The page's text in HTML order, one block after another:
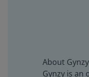
About Gynzy
Gynzy is an